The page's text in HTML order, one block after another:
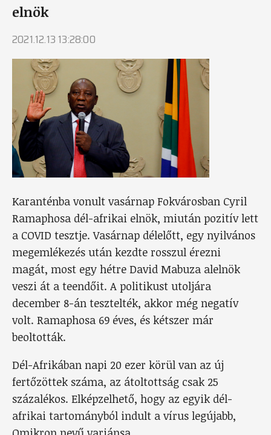
elnök
2021.12.13 13:28:00
Karanténba vonult vasárnap Fokvárosban Cyril
Ramaphosa dél-afrikai elnök, miután pozitív lett
a COVID tesztje. Vasárnap délelőtt, egy nyilvános
megemlékezés után kezdte rosszul érezni
magát, most egy hétre David Mabuza alelnök
veszi át a teendőit. A politikust utoljára
december 8-án tesztelték, akkor még negatív
volt. Ramaphosa 69 éves, és kétszer már
beoltották.
Dél-Afrikában napi 20 ezer körül van az új
fertőzöttek száma, az átoltottság csak 25
százalékos. Elképzelhető, hogy az egyik dél-
afrikai tartományból indult a vírus legújabb,